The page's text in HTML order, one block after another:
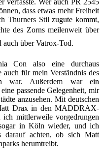
verfasste. Wer auch PR 2545
dass etwas mehr Freiheit
Thurners Stil zugute kommt,
des Zorns meilenweit über
über Vatrox-Tod.
Con also eine durchaus
auch für mein Verständnis des
war. Außerdem war ein
passende Gelegenheit, mir
anzusehen. Mit deutschen
Drax in den MADDRAX-
ich mittlerweile vorgedrungen
in Köln wieder, und ich
darauf achten, ob sich Matt
herumtreibt.